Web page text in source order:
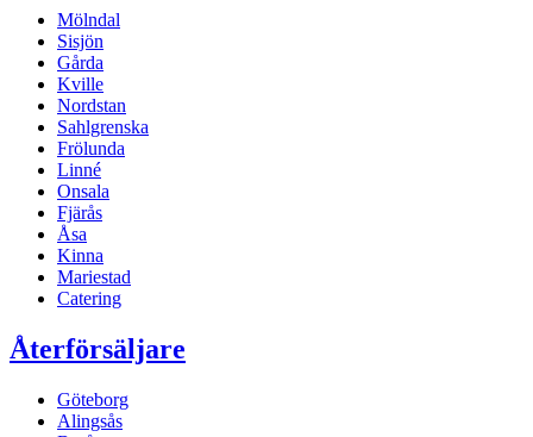
Mölndal
Sisjön
Gårda
Kville
Nordstan
Sahlgrenska
Frölunda
Linné
Onsala
Fjärås
Åsa
Kinna
Mariestad
Catering
Återförsäljare
Göteborg
Alingsås